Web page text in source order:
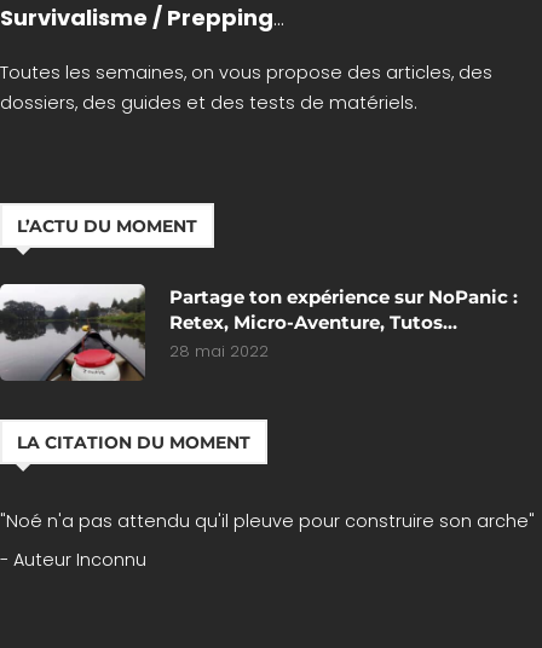
Survivalisme / Prepping...
Toutes les semaines, on vous propose des articles, des
dossiers, des guides et des tests de matériels.
L’ACTU DU MOMENT
Partage ton expérience sur NoPanic :
Retex, Micro-Aventure, Tutos…
28 mai 2022
LA CITATION DU MOMENT
"Noé n'a pas attendu qu'il pleuve pour construire son arche"
- Auteur Inconnu